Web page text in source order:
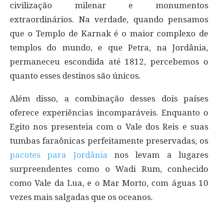
civilização milenar e monumentos
extraordinários. Na verdade, quando pensamos
que o Templo de Karnak é o maior complexo de
templos do mundo, e que Petra, na Jordânia,
permaneceu escondida até 1812, percebemos o
quanto esses destinos são únicos.
Além disso, a combinação desses dois países
oferece experiências incomparáveis. Enquanto o
Egito nos presenteia com o Vale dos Reis e suas
tumbas faraônicas perfeitamente preservadas, os
pacotes para Jordânia nos levam a lugares
surpreendentes como o Wadi Rum, conhecido
como Vale da Lua, e o Mar Morto, com águas 10
vezes mais salgadas que os oceanos.